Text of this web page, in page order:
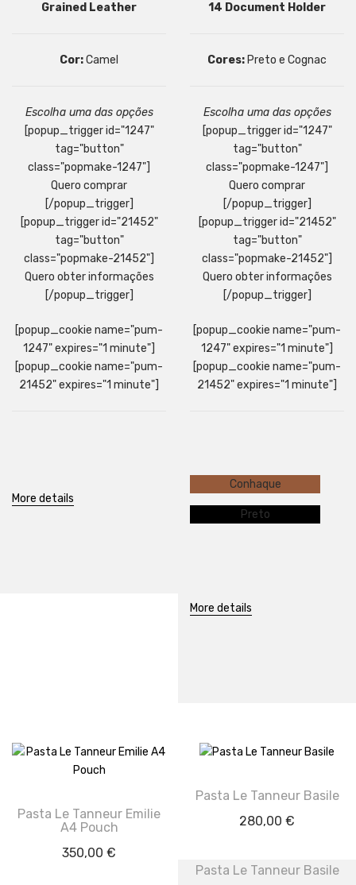
Grained Leather
Cor:Camel
Escolha uma das opções
[popup_trigger id="1247"
tag="button"
class="popmake-1247"]
Quero comprar
[/popup_trigger]
[popup_trigger id="21452"
tag="button"
class="popmake-21452"]
Quero obter informações
[/popup_trigger]
[popup_cookie name="pum-
1247" expires="1 minute"]
[popup_cookie name="pum-
21452" expires="1 minute"]
More details
14 Document Holder
Cores: Preto e Cognac
Escolha uma das opções
[popup_trigger id="1247"
tag="button"
class="popmake-1247"]
Quero comprar
[/popup_trigger]
[popup_trigger id="21452"
tag="button"
class="popmake-21452"]
Quero obter informações
[/popup_trigger]
[popup_cookie name="pum-
1247" expires="1 minute"]
[popup_cookie name="pum-
21452" expires="1 minute"]
Conhaque
Preto
More details
Pasta Le Tanneur Emilie
A4 Pouch
350,00 €
Pasta Le Tanneur Basile
280,00 €
Pasta Le Tanneur Basile